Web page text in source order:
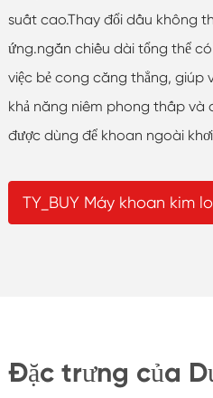
suất cao.Thay đổi dầu không
ứng.ngắn chiều dài tổng thể
việc bẻ cong căng thẳng, giúp
khả năng niêm phong thấp và
được dùng để khoan ngoài
TY_BUY Máy khoan kim
Đặc trưng của